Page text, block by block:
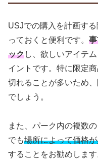
USJでの購入を計画す
っておくと便利です。
ックし、欲しいアイテ
イントです。特に限定
切れることが多いため
でしょう。
また、パーク内の複数
でも場所によって価格
することをお勧めしま